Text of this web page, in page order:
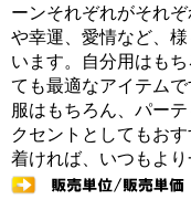
ーンそれぞれがそれ
や幸運、愛情など、
います。自分用はも
ても最適なアイテム
服はもちろん、パー
クセントとしてもお
着ければ、いつもよ